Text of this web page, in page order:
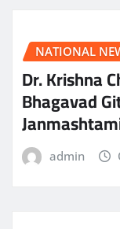
NATIONAL
Dr. Krishna
Bhagavad
admin